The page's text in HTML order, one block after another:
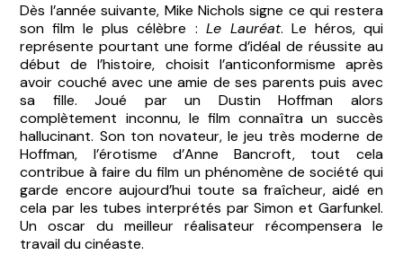
Dès l’année suivante, Mike Nichols signe ce qui restera
son film le plus célèbre : Le Lauréat. Le héros, qui
représente pourtant une forme d’idéal de réussite au
début de l’histoire, choisit l’anticonformisme après
avoir couché avec une amie de ses parents puis avec
sa fille. Joué par un Dustin Hoffman alors
complètement inconnu, le film connaîtra un succès
hallucinant. Son ton novateur, le jeu très moderne de
Hoffman, l’érotisme d’Anne Bancroft, tout cela
contribue à faire du film un phénomène de société qui
garde encore aujourd’hui toute sa fraîcheur, aidé en
cela par les tubes interprétés par Simon et Garfunkel.
Un oscar du meilleur réalisateur récompensera le
travail du cinéaste.